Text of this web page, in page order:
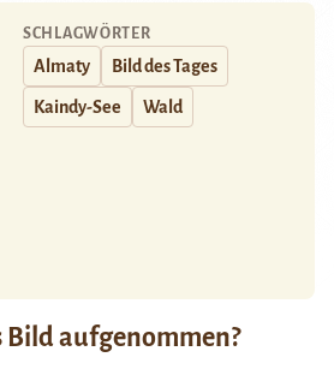
SCHLAGWÖRTER
Almaty Bild des Tages
Kaindy-See Wald
Bild aufgenommen?